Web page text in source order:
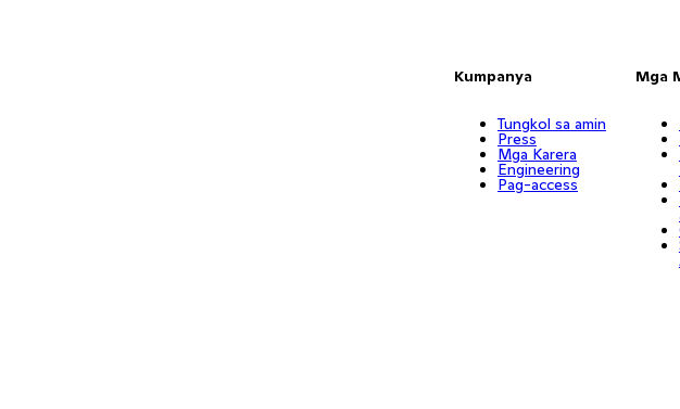
Kumpanya
Tungkol sa amin
Press
Mga Karera
Engineering
Pag-access
Mga